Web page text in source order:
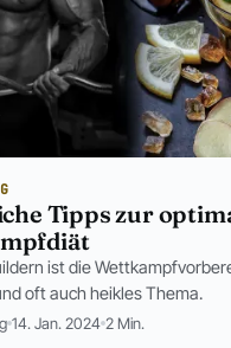
Tipps zur
ist die
oft auch heikles Thema.
14. Jan. 2024 2 Min.